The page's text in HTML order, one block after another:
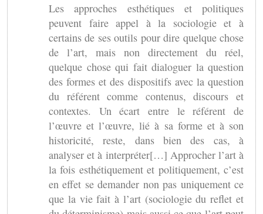
Les approches esthétiques et politiques
peuvent faire appel à la sociologie et à
certains de ses outils pour dire quelque chose
de l’art, mais non directement du réel,
quelque chose qui fait dialoguer la question
des formes et des dispositifs avec la question
du référent comme contenus, discours et
contextes. Un écart entre le référent de
l’œuvre et l’œuvre, lié à sa forme et à son
historicité, reste, dans bien des cas, à
analyser et à interpréter[…] Approcher l’art à
la fois esthétiquement et politiquement, c’est
en effet se demander non pas uniquement ce
que la vie fait à l’art (sociologie du reflet et